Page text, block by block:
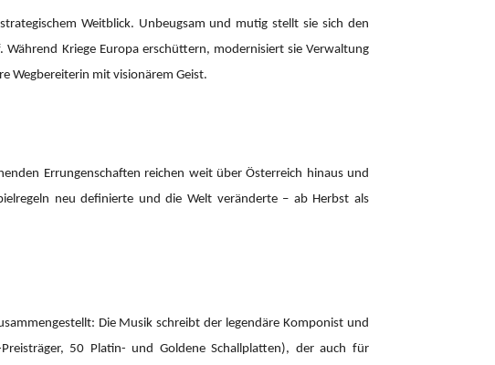
Weitblick. Unbeugsam und mutig stellt sie sich den
Kriege Europa erschüttern, modernisiert sie Verwaltung
Wegbereiterin mit visionärem Geist.
Errungenschaften reichen weit über Österreich hinaus und
neu definierte und die Welt veränderte – ab Herbst als
Die Musik schreibt der legendäre Komponist und
Preisträger, 50 Platin- und Goldene Schallplatten), der auch für